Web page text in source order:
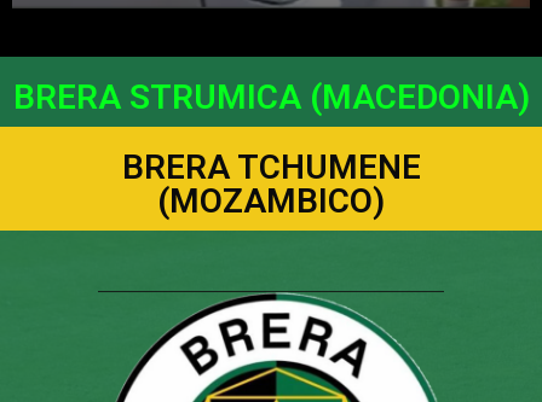
BRERA STRUMICA (MACEDONIA)
BRERA TCHUMENE
(MOZAMBICO)